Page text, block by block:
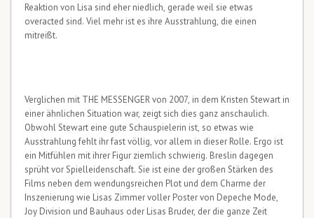
Reaktion von Lisa sind eher niedlich, gerade weil sie etwas
overacted sind. Viel mehr ist es ihre Ausstrahlung, die einen
mitreißt.
Verglichen mit THE MESSENGER von 2007, in dem Kristen Stewart in
einer ähnlichen Situation war, zeigt sich dies ganz anschaulich.
Obwohl Stewart eine gute Schauspielerin ist, so etwas wie
Ausstrahlung fehlt ihr fast völlig, vor allem in dieser Rolle. Ergo ist
ein Mitfühlen mit ihrer Figur ziemlich schwierig. Breslin dagegen
sprüht vor Spielleidenschaft. Sie ist eine der großen Stärken des
Films neben dem wendungsreichen Plot und dem Charme der
Inszenierung wie Lisas Zimmer voller Poster von Depeche Mode,
Joy Division und Bauhaus oder Lisas Bruder, der die ganze Zeit